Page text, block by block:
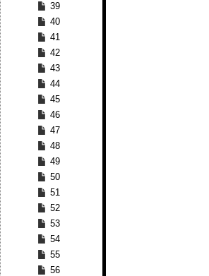
39
40
41
42
43
44
45
46
47
48
49
50
51
52
53
54
55
56